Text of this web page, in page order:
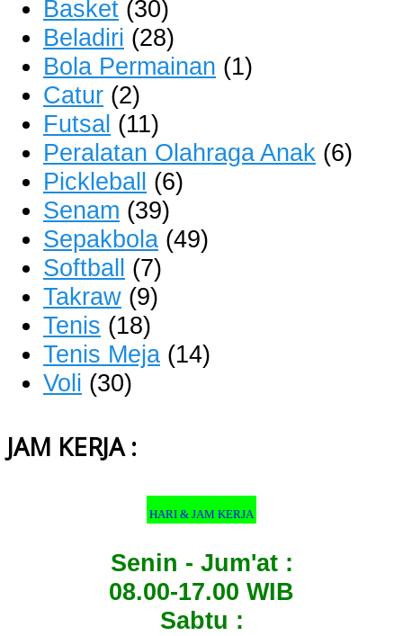
Basket (30)
Beladiri (28)
Bola Permainan (1)
Catur (2)
Futsal (11)
Peralatan Olahraga Anak (6)
Pickleball (6)
Senam (39)
Sepakbola (49)
Softball (7)
Takraw (9)
Tenis (18)
Tenis Meja (14)
Voli (30)
JAM KERJA :
HARI & JAM KERJA
Senin - Jum'at :
08.00-17.00 WIB
Sabtu :